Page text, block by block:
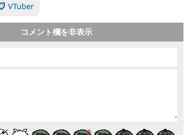
VTuber
コメント欄を非表示